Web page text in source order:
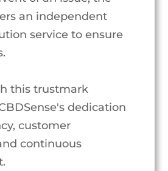
an independent
service to ensure
this trustmark
dedication
customer
continuous